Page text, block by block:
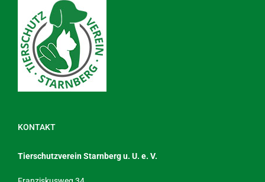
KONTAKT
Tierschutzverein Starnberg u. U. e. V.